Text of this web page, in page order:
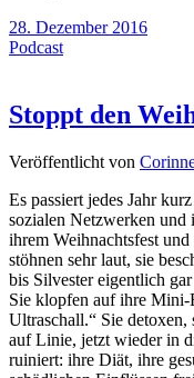
28. Dezember 2016
Podcast
Stoppt den
Veröffentlicht von
Es passiert jedes Jahr
sozialen Netzwerken und
ihrem Weihnachtsfest
stöhnen sehr laut, sie
bis Silvester eigentlich
Sie klopfen auf ihre Mini-
Ultraschall.“ Sie detoxen,
auf Linie, jetzt wieder in
ruiniert: ihre Diät, ihre